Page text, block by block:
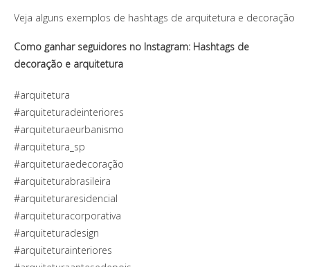
Veja alguns exemplos de hashtags de arquitetura e decoração
Como ganhar seguidores no Instagram: Hashtags de
decoração e arquitetura
#arquitetura
#arquiteturadeinteriores
#arquiteturaeurbanismo
#arquitetura_sp
#arquiteturaedecoração
#arquiteturabrasileira
#arquiteturaresidencial
#arquiteturacorporativa
#arquiteturadesign
#arquiteturainteriores